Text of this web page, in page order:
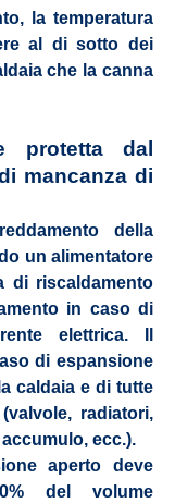
la temperatura
al di sotto dei
che la canna
protetta dal
mancanza di
della
un alimentatore
di riscaldamento
in caso di
elettrica. Il
di espansione
caldaia e di tutte
radiatori,
ecc.).
aperto deve
del volume